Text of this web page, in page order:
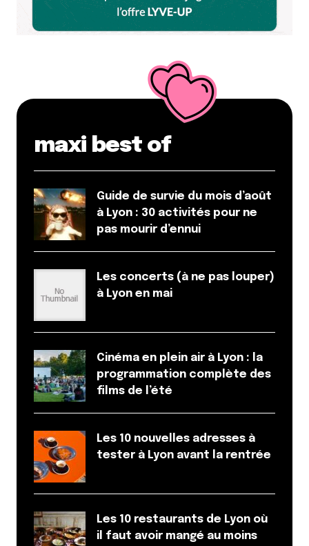
maxi best of
Guide de survie du mois d’août
à Lyon : 30 activités pour ne
pas mourir d’ennui
Les concerts (à ne pas louper)
à Lyon en mai
Cinéma en plein air à Lyon : la
programmation complète des
films de l’été
Les 10 nouvelles adresses à
tester à Lyon avant la rentrée
Les 10 restaurants de Lyon où
il faut avoir mangé au moins